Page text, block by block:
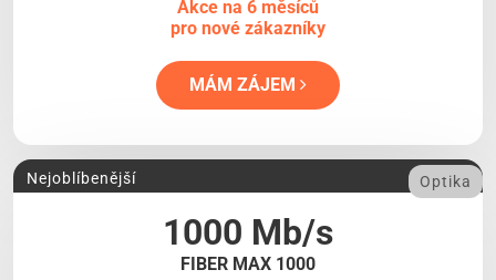
Akce na 6 měsíců
pro nové zákazníky
MÁM ZÁJEM
1000 Mb/s
FIBER MAX 1000
Nejoblíbenější Optika